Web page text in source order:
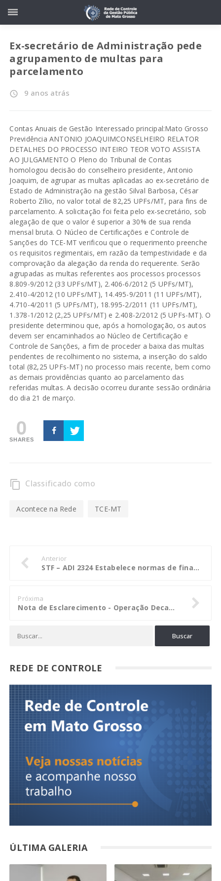
Ex-secretário de Administração pede
agrupamento de multas para
parcelamento
access_time 9 anos atrás
Contas Anuais de Gestão Interessado principal:Mato Grosso
Previdência ANTONIO JOAQUIMCONSELHEIRO RELATOR
DETALHES DO PROCESSO INTEIRO TEOR VOTO ASSISTA
AO JULGAMENTO O Pleno do Tribunal de Contas
homologou decisão do conselheiro presidente, Antonio
Joaquim, de agrupar as multas aplicadas ao ex-secretário de
Estado de Administração na gestão Silval Barbosa, César
Roberto Zílio, no valor total de 82,25 UPFs/MT, para fins de
parcelamento. A solicitação foi feita pelo ex-secretário, sob
alegação de que o valor é superior a 30% de sua renda
mensal bruta. O Núcleo de Certificações e Controle de
Sanções do TCE-MT verificou que o requerimento preenche
os requisitos regimentais, em razão da tempestividade e da
comprovação da alegação da renda do requerente. Serão
agrupadas as multas referentes aos processos processos
8.809-9/2012 (33 UPFs/MT), 2.406-6/2012 (5 UPFs/MT),
2.410-4/2012 (10 UPFs/MT), 14.495-9/2011 (11 UPFs/MT),
4.710-4/2011 (5 UPFs/MT), 18.995-2/2011 (11 UPFs/MT),
1.378-1/2012 (2,25 UPFs/MT) e 2.408-2/2012 (5 UPFs-MT). O
presidente determinou que, após a homologação, os autos
devem ser encaminhados ao Núcleo de Certificação e
Controle de Sanções, a fim de proceder a baixa das multas
pendentes de recolhimento no sistema, a inserção do saldo
total (82,25 UPFs-MT) no processo mais recente, bem como
as demais providências quanto ao parcelamento das
referidas multas. A decisão ocorreu durante sessão ordinária
do dia 21 de março.
0
SHARES
content_copy Classificado como
Acontece na Rede TCE-MT
Anterior
STF – ADI 2324 Estabelece normas de finanças públicas voltadas para a responsabilidade na gestão fiscal
Próxima
Nota de Esclarecimento - Operação Decantação
REDE DE CONTROLE
ÚLTIMA GALERIA